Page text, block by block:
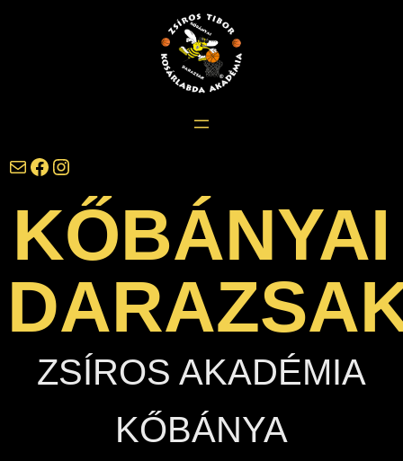
darazsak@darazsak.hu @kobanyaidarazsak @darazsak
KŐBÁNYAI
ZSÍROS AKADÉMIA
KŐBÁNYA